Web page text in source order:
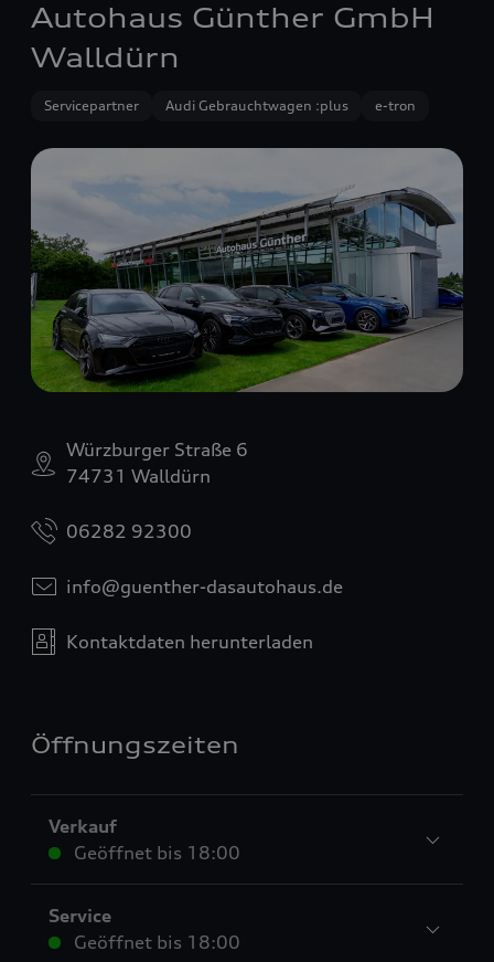
Autohaus Günther GmbH
Walldürn
Servicepartner Audi Gebrauchtwagen :plus e-tron
Würzburger Straße 6
74731 Walldürn
06282 92300
info@guenther-dasautohaus.de
Kontaktdaten herunterladen
Öffnungszeiten
Verkauf
Geöffnet bis 18:00
Service
Geöffnet bis 18:00